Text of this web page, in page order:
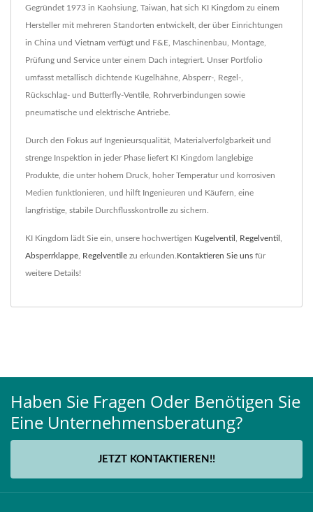
Gegründet 1973 in Kaohsiung, Taiwan, hat sich KI Kingdom zu einem
Hersteller mit mehreren Standorten entwickelt, der über Einrichtungen
in China und Vietnam verfügt und F&E, Maschinenbau, Montage,
Prüfung und Service unter einem Dach integriert. Unser Portfolio
umfasst metallisch dichtende Kugelhähne, Absperr-, Regel-,
Rückschlag- und Butterfly-Ventile, Rohrverbindungen sowie
pneumatische und elektrische Antriebe.
Durch den Fokus auf Ingenieursqualität, Materialverfolgbarkeit und
strenge Inspektion in jeder Phase liefert KI Kingdom langlebige
Produkte, die unter hohem Druck, hoher Temperatur und korrosiven
Medien funktionieren, und hilft Ingenieuren und Käufern, eine
langfristige, stabile Durchflusskontrolle zu sichern.
KI Kingdom lädt Sie ein, unsere hochwertigen Kugelventil , Regelventil ,
Absperrklappe, Regelventile zu erkunden. Kontaktieren Sie uns für
weitere Details!
Haben Sie Fragen Oder Benötigen Sie
Eine Unternehmensberatung?
JETZT KONTAKTIEREN!!